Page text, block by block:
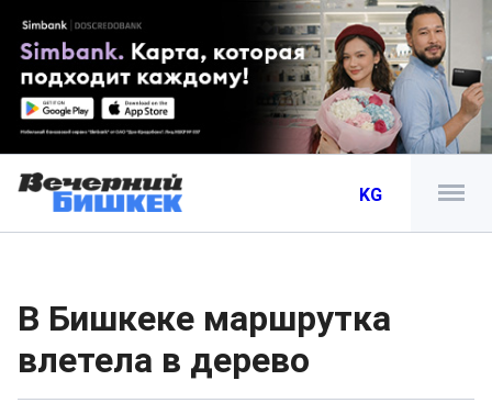
KG
В Бишкеке маршрутка
влетела в дерево